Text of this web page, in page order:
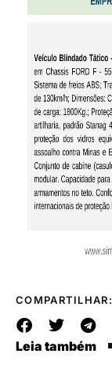
COMPARTILHAR:
Leia também